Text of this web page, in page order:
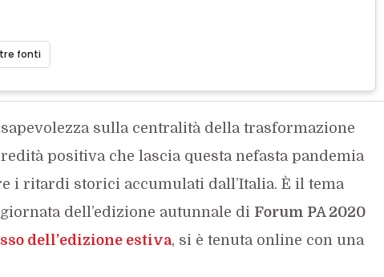
fonti
sulla centralità della trasformazione
positiva che lascia questa nefasta pandemia
i ritardi storici accumulati dall’Italia. È il tema
dell’edizione autunnale di Forum PA 2020
dell’edizione estiva, si è tenuta online con una